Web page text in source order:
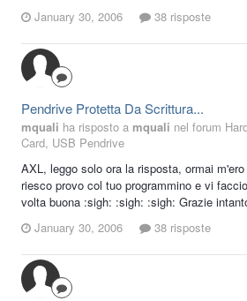
January 30, 2006
38 risposte
Pendrive Protetta Da Scrittura...
mquali ha risposto a mquali nel forum
Card, USB Pendrive
AXL, leggo solo ora la risposta, ormai
riesco provo col tuo programmino e vi
volta buona :sigh: :sigh: :sigh: Grazie
January 30, 2006
38 risposte